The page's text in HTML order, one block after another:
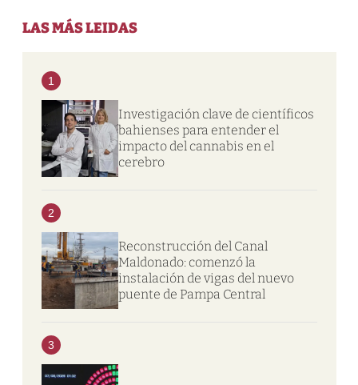
LAS MÁS LEIDAS
1
Investigación clave de científicos
bahienses para entender el
impacto del cannabis en el
cerebro
2
Reconstrucción del Canal
Maldonado: comenzó la
instalación de vigas del nuevo
puente de Pampa Central
3